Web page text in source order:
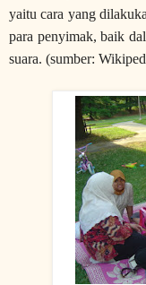
yaitu cara yang
para penyimak, baik
suara. (sumber: